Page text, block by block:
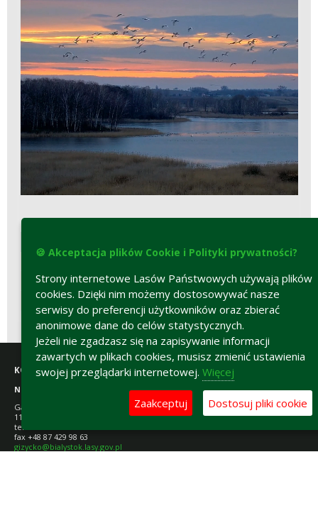
Mapa Mazurski Czapliniec - kolonia I (PNG, 11,4MB)
Mapa Mazurski Czapliniec - kolonia III (PNG, 11,2MB)
Mapa Mazurski Czapliniec - kolonia IV (PNG, 10,2MB)
KONTAKT:
Nadleśnictwo Giżycko
Gajewo, ul. Dworska 12
11-500 Giżycko
tel. +48 87 429 98 65
fax +48 87 429 98 63
gizycko@bialystok.lasy.gov.pl
🍪 Akceptacja plików Cookie i Polityki prywatności?
Strony internetowe Lasów Państwowych używają plików
cookies. Dzięki nim możemy dostosowywać nasze
serwisy do preferencji użytkowników oraz zbierać
anonimowe dane do celów statystycznych.
Jeżeli nie zgadzasz się na zapisywanie informacji
zawartych w plikach cookies, musisz zmienić ustawienia
swojej przeglądarki internetowej. Więcej
Zaakceptuj Dostosuj pliki cookie